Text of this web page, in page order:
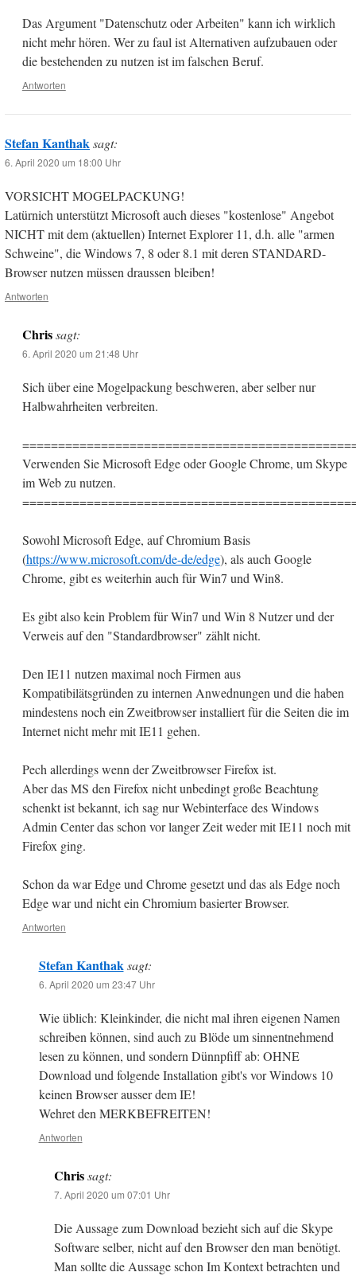
Das Argument "Datenschutz oder Arbeiten" kann ich wirklich
nicht mehr hören. Wer zu faul ist Alternativen aufzubauen oder
die bestehenden zu nutzen ist im falschen Beruf.
Antworten
Stefan Kanthaksagt:
6. April 2020 um 18:00 Uhr
VORSICHT MOGELPACKUNG!
Latürnich unterstützt Microsoft auch dieses "kostenlose" Angebot
NICHT mit dem (aktuellen) Internet Explorer 11, d.h. alle "armen
Schweine", die Windows 7, 8 oder 8.1 mit deren STANDARD-
Browser nutzen müssen draussen bleiben!
Antworten
Chris sagt:
6. April 2020 um 21:48 Uhr
Sich über eine Mogelpackung beschweren, aber selber nur
Halbwahrheiten verbreiten.
Verwenden Sie Microsoft Edge oder Google Chrome, um Skype
im Web zu nutzen.
Sowohl Microsoft Edge, auf Chromium Basis
(https://www.microsoft.com/de-de/edge), als auch Google
Chrome, gibt es weiterhin auch für Win7 und Win8.
Es gibt also kein Problem für Win7 und Win 8 Nutzer und der
Verweis auf den "Standardbrowser" zählt nicht.
Den IE11 nutzen maximal noch Firmen aus
Kompatibilätsgründen zu internen Anwednungen und die haben
mindestens noch ein Zweitbrowser installiert für die Seiten die im
Internet nicht mehr mit IE11 gehen.
Pech allerdings wenn der Zweitbrowser Firefox ist.
Aber das MS den Firefox nicht unbedingt große Beachtung
schenkt ist bekannt, ich sag nur Webinterface des Windows
Admin Center das schon vor langer Zeit weder mit IE11 noch mit
Firefox ging.
Schon da war Edge und Chrome gesetzt und das als Edge noch
Edge war und nicht ein Chromium basierter Browser.
Antworten
Stefan Kanthak sagt:
6. April 2020 um 23:47 Uhr
Wie üblich: Kleinkinder, die nicht mal ihren eigenen Namen
schreiben können, sind auch zu Blöde um sinnentnehmend
lesen zu können, und sondern Dünnpfiff ab: OHNE
Download und folgende Installation gibt's vor Windows 10
keinen Browser ausser dem IE!
Wehret den MERKBEFREITEN!
Antworten
Chrissagt:
7. April 2020 um 07:01 Uhr
Die Aussage zum Download bezieht sich auf die Skype
Software selber, nicht auf den Browser den man benötigt.
Man sollte die Aussage schon Im Kontext betrachten und